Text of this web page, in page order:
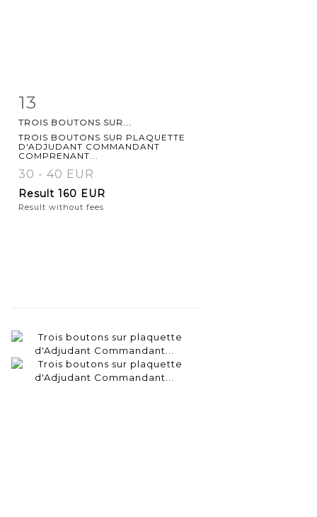
Item detail
13
TROIS BOUTONS SUR...
TROIS BOUTONS SUR PLAQUETTE
D'ADJUDANT COMMANDANT
COMPRENANT...
30 - 40 EUR
Result 160 EUR
Result without fees